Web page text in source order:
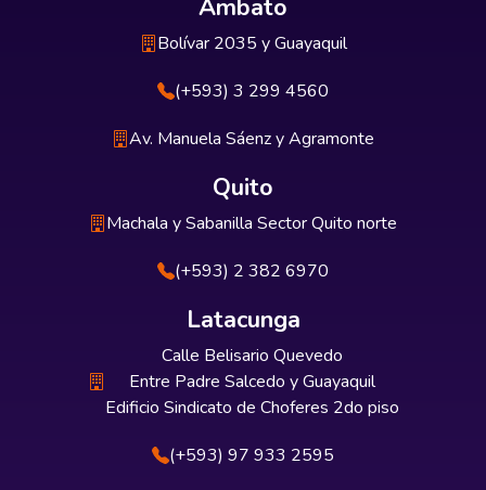
Ambato
Bolívar 2035 y Guayaquil
(+593) 3 299 4560
Av. Manuela Sáenz y Agramonte
Quito
Machala y Sabanilla Sector Quito norte
(+593) 2 382 6970
Latacunga
Calle Belisario Quevedo
Entre Padre Salcedo y Guayaquil
Edificio Sindicato de Choferes 2do piso
(+593) 97 933 2595